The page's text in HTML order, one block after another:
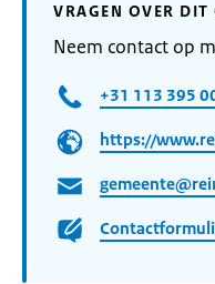
VRAGEN OVER DIT
Neem contact op
+31 113 395
https://